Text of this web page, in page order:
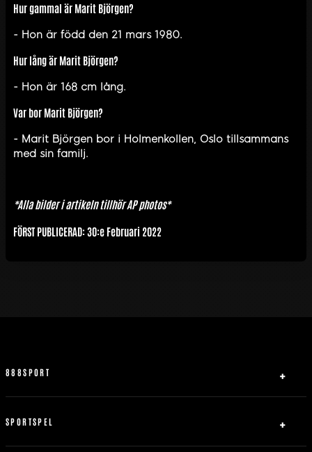
Hur gammal är Marit Björgen?
- Hon är född den 21 mars 1980.
Hur lång är Marit Björgen?
- Hon är 168 cm lång.
Var bor Marit Björgen?
- Marit Björgen bor i Holmenkollen, Oslo tillsammans
med sin familj.
*Alla bilder i artikeln tillhör AP photos*
FÖRST PUBLICERAD: 30:e Februari 2022
888SPORT
Om oss
Hjälp
SPORTSPEL
Fotboll